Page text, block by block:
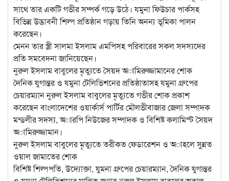
সাথে তার একটি গভীর সম্পর্ক গড়ে উঠে। যমুনা ফিউচার পার্কসহ
বিভিন্ন উদ্ভাবনী শিল্প প্রতিষ্ঠান গড়ায় তিনি অনন্য ভূমিকা পালন
করেছেন।
মেনন তার স্ত্রী সালমা ইসলাম এমপিসহ পরিবারের সকল সদস্যদের
প্রতি সমবেদনা জানিয়েছেন।
নুরুল ইসলাম বাবুলের মৃত্যুতে সৈয়দ অামিরুজ্জামানের শোক
দৈনিক যুগান্তর ও যমুনা টেলিভিশনের প্রতিষ্ঠাতাসহ যমুনা গ্রুপের
চেয়ারম্যান নুরুল ইসলাম বাবুলের মৃত্যুতে গভীর শোক প্রকাশ
করেছেন বাংলাদেশের ওয়ার্কার্স পার্টির মৌলভীবাজার জেলা সম্পাদক
মন্ডলীর সদস্য, অারপি নিউজের সম্পাদক ও বিশিষ্ট কলামিস্ট সৈয়দ
অামিরুজ্জামান।
নুরুল ইসলাম বাবুলের মৃত্যুতে তরীকত ফেডারেশন ও অাহলে সুন্নত
ওয়াল জামাতের শোক
বিশিষ্ট শিল্পপতি, উদ্যোক্তা, যুমনা গ্রুপের চেয়ারম্যান, দৈনিক যুগান্তর